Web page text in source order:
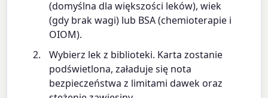
(domyślna dla większości leków), wiek
(gdy brak wagi) lub BSA (chemioterapie i
OIOM).
Wybierz lek z biblioteki. Karta zostanie
podświetlona, załaduje się nota
bezpieczeństwa z limitami dawek oraz